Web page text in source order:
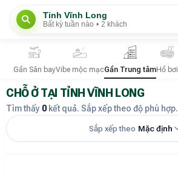
Tỉnh Vĩnh Long
Bất kỳ tuần nào • 2 khách
Gần Sân bayVibe mộc mạcGần Trung tâmHồ bơi
CHỖ Ở TẠI TỈNH VĨNH LONG
Tìm thấy 0 kết quả. Sắp xếp theo độ phù hợp.
Sắp xếp theo Mặc định